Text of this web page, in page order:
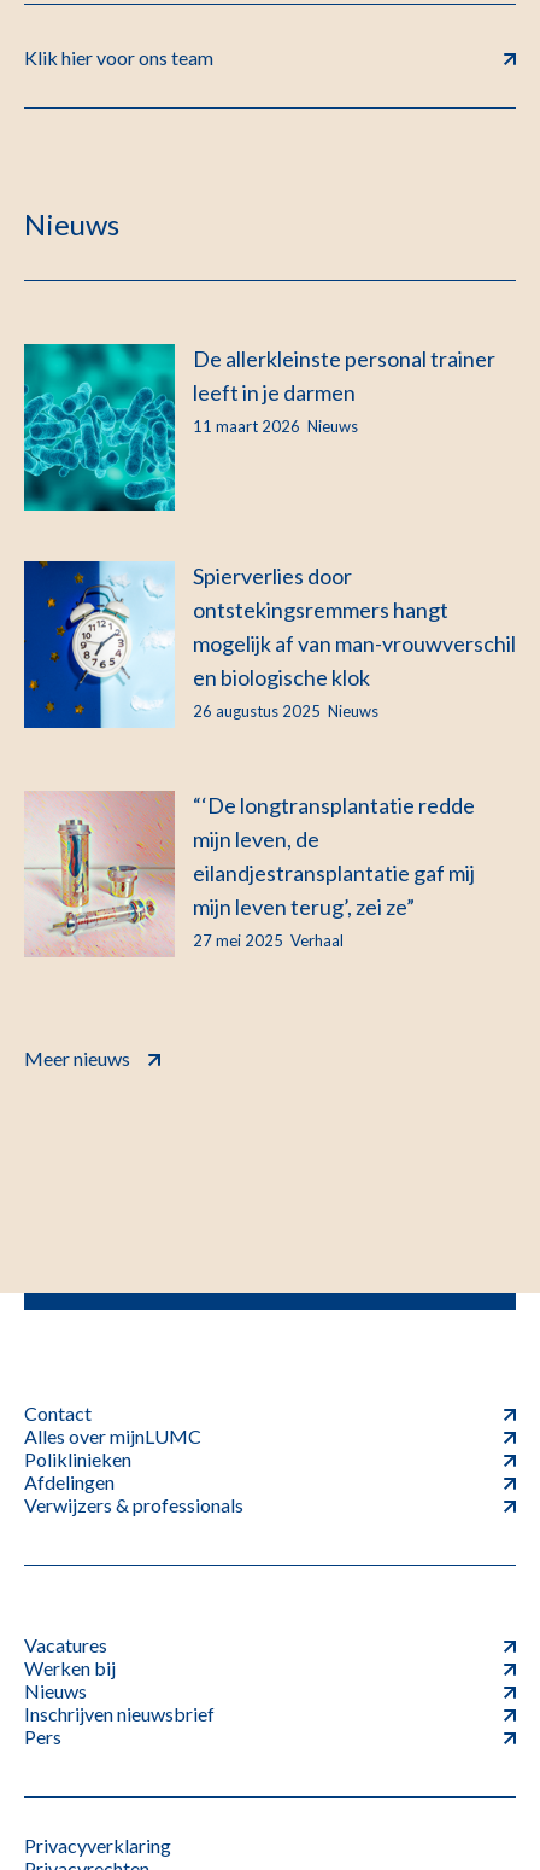
Klik hier voor ons team
Nieuws
De allerkleinste personal trainer
leeft in je darmen
11 maart 2026 Nieuws
Spierverlies door
ontstekingsremmers hangt
mogelijk af van man-vrouwverschil
en biologische klok
26 augustus 2025 Nieuws
“‘De longtransplantatie redde
mijn leven, de
eilandjestransplantatie gaf mij
mijn leven terug’, zei ze”
27 mei 2025 Verhaal
Meer nieuws
Contact
Alles over mijnLUMC
Poliklinieken
Afdelingen
Verwijzers & professionals
Vacatures
Werken bij
Nieuws
Inschrijven nieuwsbrief
Pers
Privacyverklaring